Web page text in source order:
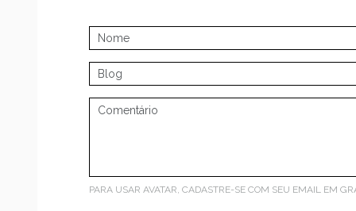
PARA USAR AVATAR, CADASTRE-SE COM SEU EMAIL EM